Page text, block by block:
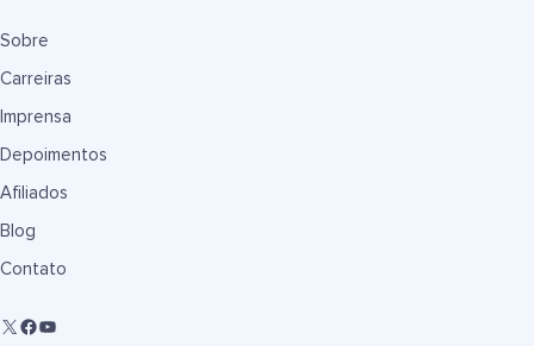
Sobre
Carreiras
Imprensa
Depoimentos
Afiliados
Blog
Contato